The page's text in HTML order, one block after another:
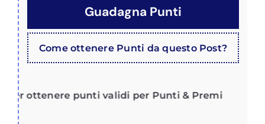
Guadagna Punti
Come ottenere Punti da questo Post?
punti validi per Punti & Premi